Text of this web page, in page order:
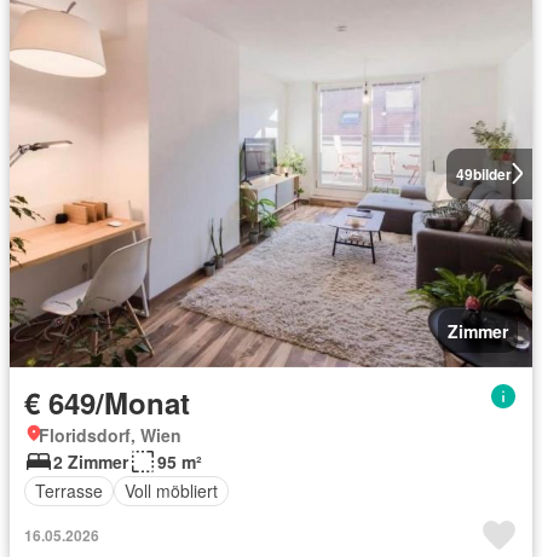
49bilder
Zimmer
€ 649/Monat
Floridsdorf, Wien
2 Zimmer
95 m²
Terrasse
Voll möbliert
16.05.2026